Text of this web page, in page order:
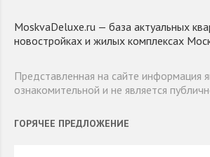
MoskvaDeluxe.ru — база актуальных
новостройках и жилых комплексах
Представленная на сайте информация
ознакомительной и не является
ГОРЯЧЕЕ ПРЕДЛОЖЕНИЕ